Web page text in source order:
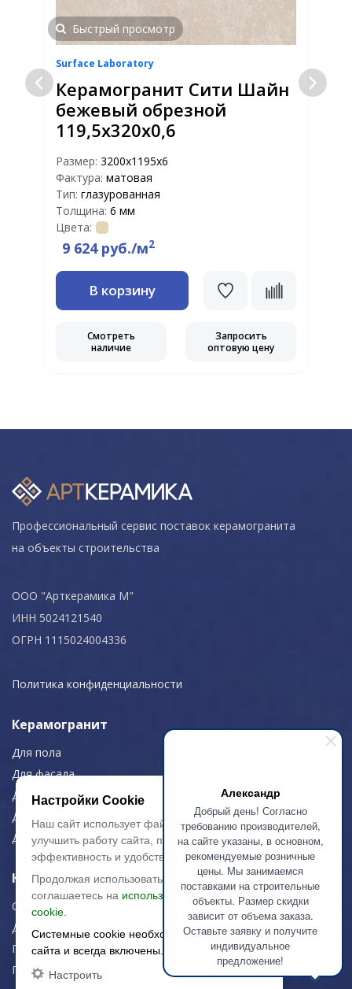
Александр
Добрый день! Согласно
требованию производителей,
на сайте указаны, в основном,
рекомендуемые розничные
цены. Мы занимаемся
поставками на строительные
объекты. Размер скидки
зависит от объема заказа.
Оставьте заявку и получите
индивидуальное
предложение!
Быстрый просмотр
Surface Laboratory
Керамогранит Сити Шайн
бежевый обрезной
119,5x320x0,6
Размер: 3200x1195x6
Фактура: матовая
Тип: глазурованная
Толщина: 6 мм
Цвета:
9 624 руб./м2
В корзину
Смотреть
наличие
Запросить
оптовую цену
Профессиональный сервис поставок керамогранита
на объекты строительства
ООО "Арткерамика М"
ИНН 5024121540
ОГРН 1115024004336
Политика конфиденциальности
Керамогранит
Для пола
Для фасада
Для дома/офиса
Для МОП
Для улицы
Керамическая плитка
Строительная плитка
Для дома/офиса
Плитка для стен
Плитка для пола
Настройки Cookie
Наш сайт использует файлы cookie, чтобы
улучшить работу сайта, повысить его
эффективность и удобство.
Продолжая использовать сайт, вы
соглашаетесь на использование файлов
cookie.
Системные cookie необходимы для работы
сайта и всегда включены.
Настроить